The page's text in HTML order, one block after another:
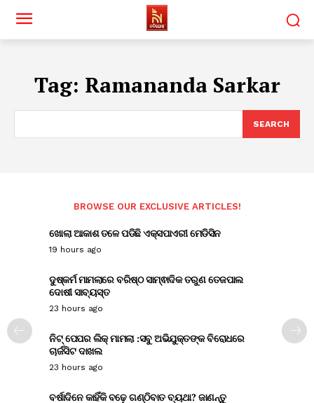
Tag: Ramananda Sarkar
SEARCH
BROWSE OUR EXCLUSIVE ARTICLES!
ଖୋଲା ଆକାଶ ତଳେ ପଡିଛି ଏକ୍ସପାଏରୀ ମେଡିସିନ
19 hours ago
ଦୁଷ୍କର୍ମ ମାମଲାରେ ବରିଷ୍ଠ ସାମ୍ଵାଦିକ ତରୁଣ ତେଜପାଲ
ଦୋଷୀ ସାବ୍ୟସ୍ତ
23 hours ago
ନିଟ୍ ପେପର ଲିକ୍ ମାମଲା :ସବୁ ଅଭିଯୁକ୍ତଙ୍କ ବିରୋଧରେ
ଚାର୍ଜସିଟ ଦାଖଲ
23 hours ago
ବର୍ଷାଦିନେ କାହିଁକି ବଢ଼େ ଗଣ୍ଠିବାତ ବ୍ୟଥା? ଜାଣନ୍ତୁ